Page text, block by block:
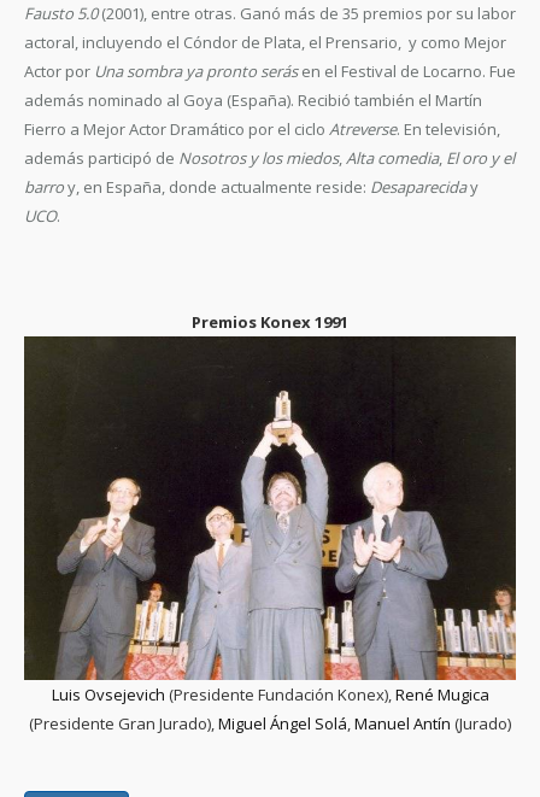
Fausto 5.0(2001), entre otras. Ganó más de 35 premios por su labor
actoral, incluyendo el Cóndor de Plata, el Prensario, y como Mejor
Actor por Una sombra ya pronto serásen el Festival de Locarno. Fue
además nominado al Goya (España). Recibió también el Martín
Fierro a Mejor Actor Dramático por el ciclo Atreverse. En televisión,
además participó de Nosotros y los miedos,Alta comedia, El oro y el
barroy, en España, donde actualmente reside: Desapareciday
UCO.
Premios Konex 1991
Luis Ovsejevich (Presidente Fundación Konex),René Mugica
(Presidente Gran Jurado),Miguel Ángel Solá,Manuel Antín (Jurado)